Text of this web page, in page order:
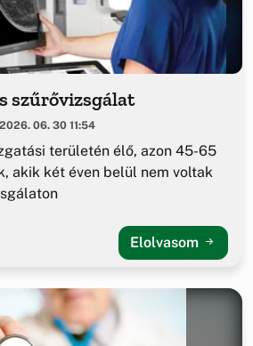
szűrővizsgálat
2026. 06. 30 11:54
területén élő, azon 45-65
akik két éven belül nem voltak
Elolvasom